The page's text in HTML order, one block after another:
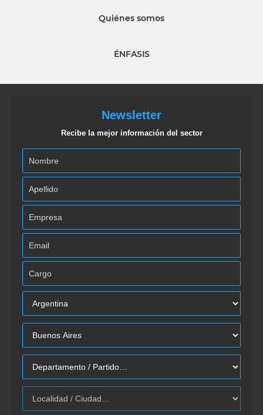
Quiénes somos
ÉNFASIS
Newsletter
Recibe la mejor información del sector